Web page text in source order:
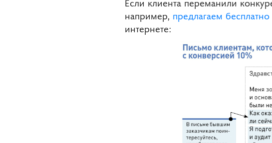
например, предлагаем
интернете: